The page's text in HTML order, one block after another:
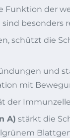
Funktion der
besonders
schützt die
und
mit
der
A) stärkt die